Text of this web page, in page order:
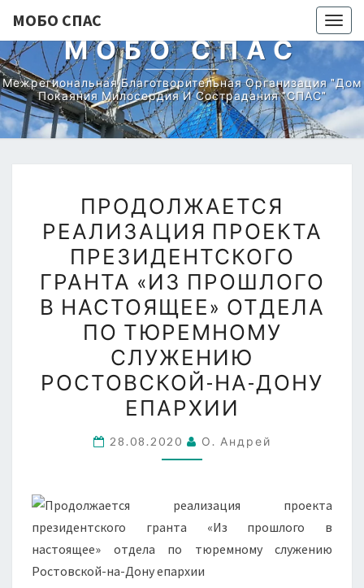
МОБО СПАС
МОБО СПАС
Межрегиональная Благотворительная Организация "Дом
Покаяния Милосердия И Сострадания "СПАС"
РЕАЛИЗАЦИЯ
ПРОЕКТА
ПРЕЗИДЕНТСКОГО
ГРАНТА
«ИЗ
ПРОШЛОГО
В
НАСТОЯЩЕЕ»
ОТДЕЛА
ПО
СЛУЖЕНИЮ
ПРОДОЛЖАЕТСЯ
РЕАЛИЗАЦИЯ ПРОЕКТА
ПРЕЗИДЕНТСКОГО
ГРАНТА «ИЗ ПРОШЛОГО
В НАСТОЯЩЕЕ» ОТДЕЛА
ПО ТЮРЕМНОМУ
СЛУЖЕНИЮ
РОСТОВСКОЙ-НА-ДОНУ
ЕПАРХИИ
28.08.2020 О. Андрей